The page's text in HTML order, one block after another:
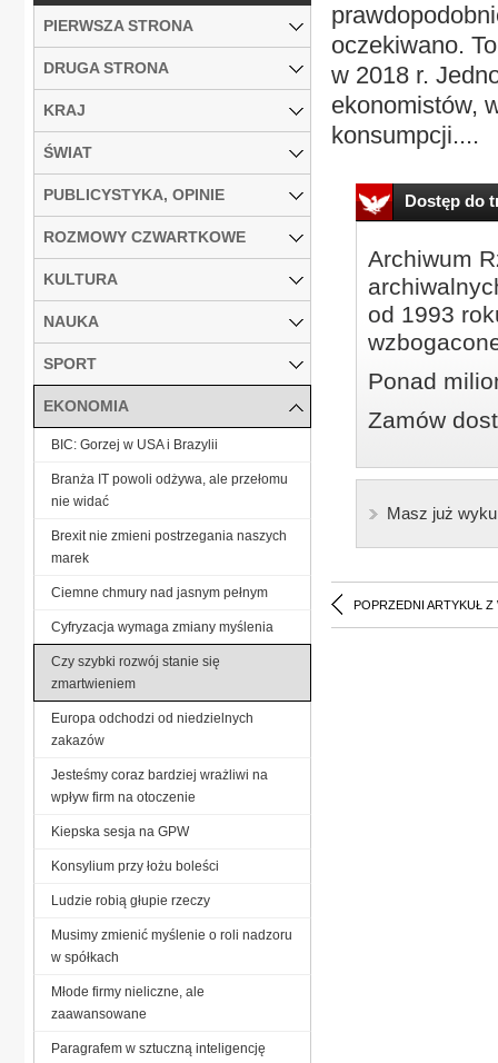
oczekiwano.
w 2018 r.
ekonomistów,
konsumpcji....
Dostęp do
Archiwum
od 1993
Ponad
Zamów
Masz już
POPRZEDNI ARTYKUŁ Z
PIERWSZA STRONA
DRUGA STRONA
KRAJ
ŚWIAT
PUBLICYSTYKA, OPINIE
ROZMOWY CZWARTKOWE
KULTURA
NAUKA
SPORT
EKONOMIA
BIC: Gorzej w USA i Brazylii
Branża IT powoli odżywa, ale przełomu
nie widać
Brexit nie zmieni postrzegania naszych
marek
Ciemne chmury nad jasnym pełnym
Cyfryzacja wymaga zmiany myślenia
Czy szybki rozwój stanie się
zmartwieniem
Europa odchodzi od niedzielnych
zakazów
Jesteśmy coraz bardziej wrażliwi na
wpływ firm na otoczenie
Kiepska sesja na GPW
Konsylium przy łożu boleści
Ludzie robią głupie rzeczy
Musimy zmienić myślenie o roli nadzoru
w spółkach
Młode firmy nieliczne, ale
zaawansowane
Paragrafem w sztuczną inteligencję